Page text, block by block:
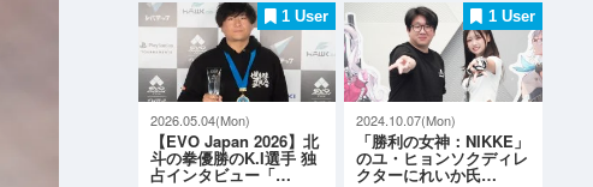
1 User
2026.05.04(Mon)
【EVO Japan 2026】北
斗の拳優勝のK.I選手 独
占インタビュー「…
1 User
2024.10.07(Mon)
「勝利の女神：NIKKE」
のユ・ヒョンソクディレ
クターにれいか氏…